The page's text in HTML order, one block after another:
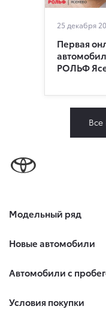
25 декабря
Первая
РОЛЬФ
Все
Модельный ряд
Новые автомобили
Автомобили с
Условия покупки